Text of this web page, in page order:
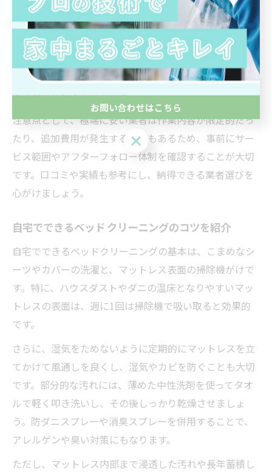
料金を比較する際は、基本料金だけでなく、出張費やオ
プションの有無にも注目しましょう。ホームページで
「マットレス クリーニング 料金」「マットレス クリー
ニング ダスキン 料金」などのキーワードで検索し、複数
社から見積もりを取ることで、自分の希望に合ったサー
ビスを選びやすくなります。
注意点として、極端に安い業者は作業内容が限定的だっ
たり、追加費用が発生する場合もあるため、事前にサー
ビス範囲やアフターフォロー体制を確認することが大切
です。口コミや実績も参考にし、納得できる業者選びを
心がけましょう。
自宅でできるベッド クリーニングのコツを紹介
自宅でできるベッドクリーニングの基本は、こまめなシ
ーツやカバーの洗濯と、マットレス表面の掃除機がけで
す。特に、ハウスダストやダニの温床となりやすいマッ
トレスの表面は、週に1回は掃除機で吸い取ると効果的
です。
さらに、湿気をためないように定期的にマットレスを立
てかけて風通しを良くし、湿気やカビを防ぐことも大切
です。部分的な汚れには、薄めた中性洗剤を使ってタオ
ルで軽く叩き洗いし、その後しっかり乾燥させましょ
う。防ダニスプレーや消臭スプレーを併用することで、
アレルゲンや臭い対策にもなります。
ただし、マットレス内部まで浸透した汚れや長年蓄積し
お問い合わせはこちら
お問い合わせはこちら